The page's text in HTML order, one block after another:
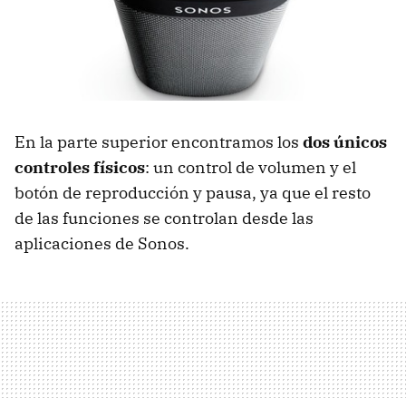
En la parte superior encontramos los dos únicos
controles físicos: un control de volumen y el
botón de reproducción y pausa, ya que el resto
de las funciones se controlan desde las
aplicaciones de Sonos.